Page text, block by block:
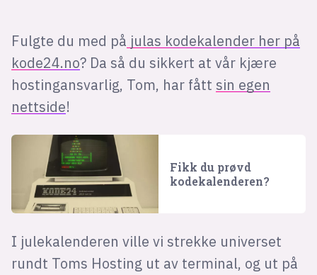
Fulgte du med på julas kodekalender her på
kode24.no? Da så du sikkert at vår kjære
hostingansvarlig, Tom, har fått sin egen
nettside!
Fikk du prøvd
kodekalenderen?
I julekalenderen ville vi strekke universet
rundt Toms Hosting ut av terminal, og ut på